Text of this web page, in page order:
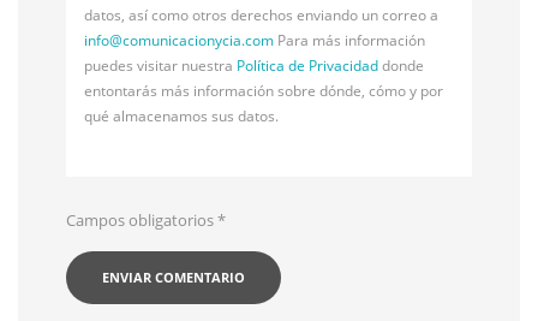
datos, así como otros derechos enviando un correo a
info@comunicacionycia.com Para más información
puedes visitar nuestra Política de Privacidaddonde
entontarás más información sobre dónde, cómo y por
qué almacenamos sus datos.
Campos obligatorios*